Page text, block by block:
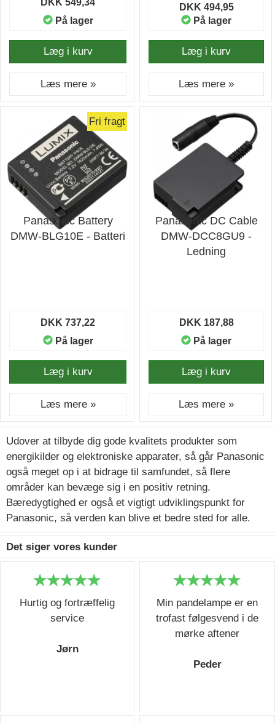
DKK 549,34
På lager
Læg i kurv
Læs mere »
DKK 494,95
På lager
Læg i kurv
Læs mere »
Fri fragt
Panasonic Battery
DMW-BLG10E - Batteri
DKK 737,22
På lager
Læg i kurv
Læs mere »
Panasonic DC Cable
DMW-DCC8GU9 -
Ledning
DKK 187,88
På lager
Læg i kurv
Læs mere »
Udover at tilbyde dig gode kvalitets produkter som
energikilder og elektroniske apparater, så går Panasonic
også meget op i at bidrage til samfundet, så flere
områder kan bevæge sig i en positiv retning.
Bæredygtighed er også et vigtigt udviklingspunkt for
Panasonic, så verden kan blive et bedre sted for alle.
Det siger vores kunder
Hurtig og fortræffelig
service
Jørn
Min pandelampe er en
trofast følgesvend i de
mørke aftener
Peder